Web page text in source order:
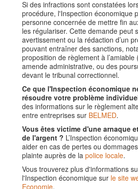
Si des infractions sont constatées
procédure, l'Inspection économique
personne concernée de mettre fin
les régulariser. Cette demande peut
avertissement ou la rédaction d’un
pouvant entraîner des sanctions,
proposition de règlement à
amende administrative, ou des
devant le tribunal correctionnel.
Ce que l'Inspection économique
résoudre votre problème
des informations sur le règlement
entre entreprises sur BELMED.
Vous êtes victime d'une arnaque
de l'argent ? L’Inspection
aider en cas de pertes ou
plainte auprès de la police locale.
Vous trouverez plus d'informations
l'Inspection économique sur le site
Economie.